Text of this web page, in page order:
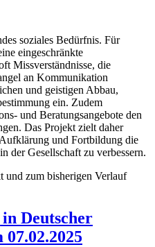
soziales Bedürfnis. Für
eingeschränkte
Missverständnisse, die
an Kommunikation
und geistigen Abbau,
ein. Zudem
und Beratungsangebote den
Das Projekt zielt daher
und Fortbildung die
der Gesellschaft zu verbessern.
und zum bisherigen Verlauf
Deutscher
07.02.2025